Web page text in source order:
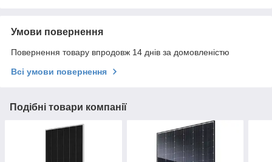
Умови повернення
Повернення товару впродовж 14 днів за домовленістю
Всі умови повернення
Подібні товари компанії